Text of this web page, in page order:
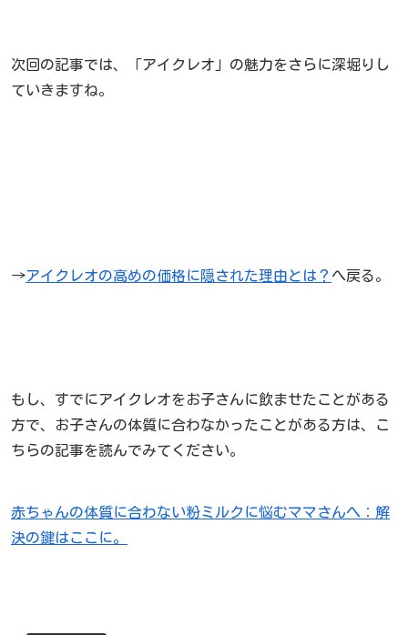
次回の記事では、「アイクレオ」の魅力をさらに深堀りし
ていきますね。
→アイクレオの高めの価格に隠された理由とは？ へ戻る。
もし、すでにアイクレオをお子さんに飲ませたことがある
方で、お子さんの体質に合わなかったことがある方は、こ
ちらの記事を読んでみてください。
赤ちゃんの体質に合わない粉ミルクに悩むママさんへ：解
決の鍵はここに。